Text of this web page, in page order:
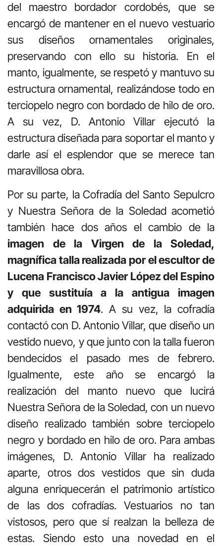
del maestro bordador cordobés, que se
encargó de mantener en el nuevo vestuario
sus diseños ornamentales originales,
preservando con ello su historia. En el
manto, igualmente, se respetó y mantuvo su
estructura ornamental, realizándose todo en
terciopelo negro con bordado de hilo de oro.
A su vez, D. Antonio Villar ejecutó la
estructura diseñada para soportar el manto y
darle así el esplendor que se merece tan
maravillosa obra.
Por su parte, la Cofradía del Santo Sepulcro
y Nuestra Señora de la Soledad acometió
también hace dos años el cambio de la
imagen de la Virgen de la Soledad,
magnífica talla realizada por el escultor de
Lucena Francisco Javier López del Espino
y que sustituía a la antigua imagen
adquirida en 1974. A su vez, la cofradía
contactó con D. Antonio Villar, que diseño un
vestido nuevo, y que junto con la talla fueron
bendecidos el pasado mes de febrero.
Igualmente, este año se encargó la
realización del manto nuevo que lucirá
Nuestra Señora de la Soledad, con un nuevo
diseño realizado también sobre terciopelo
negro y bordado en hilo de oro. Para ambas
imágenes, D. Antonio Villar ha realizado
aparte, otros dos vestidos que sin duda
alguna enriquecerán el patrimonio artístico
de las dos cofradías. Vestuarios no tan
vistosos, pero que sí realzan la belleza de
estas. Siendo esto una novedad en el